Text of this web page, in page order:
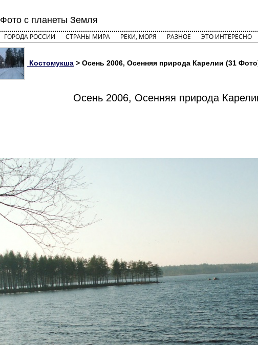
Фото с планеты Земля
ГОРОДА РОССИИ СТРАНЫ МИРА РЕКИ, МОРЯ РАЗНОЕ ЭТО ИНТЕРЕСНО
Костомукша > Осень 2006, Осенняя природа Карелии (31
Осень 2006, Осенняя природа